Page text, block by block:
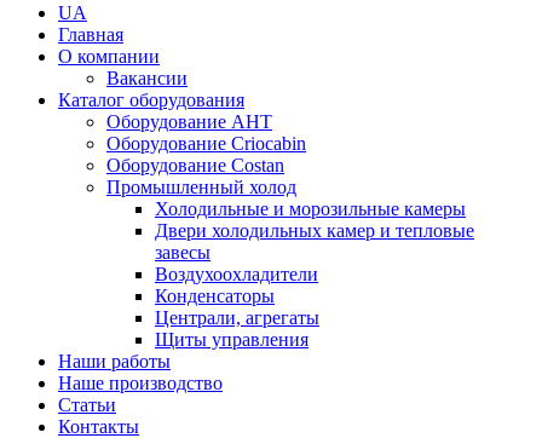
UA
Главная
О компании
Вакансии
Каталог оборудования
Оборудование AHT
Оборудование Criocabin
Оборудование Costan
Промышленный холод
Холодильные и морозильные камеры
Двери холодильных камер и тепловые
завесы
Воздухоохладители
Конденсаторы
Централи, агрегаты
Щиты управления
Наши работы
Наше производство
Статьи
Контакты